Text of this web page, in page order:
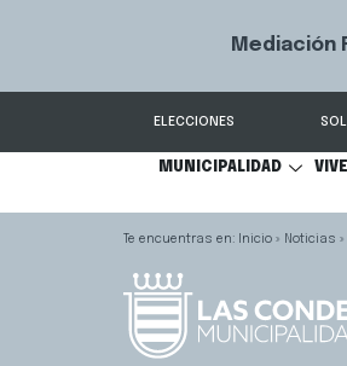
Mediación
ELECCIONES
MUNICIPALIDAD
Inicio » Noticias »